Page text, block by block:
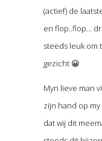
(actief) de
en flop..flop…
steeds leuk om
gezicht 😀
Myn lieve man
zijn hand op
dat wij dit